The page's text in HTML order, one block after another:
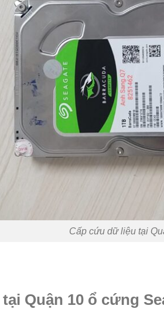
Cấp cứu dữ liệu tại
Quận 10 ổ cứng